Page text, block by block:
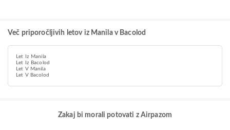
Več priporočljivih letov iz Manila v Bacolod
Let Iz Manila
Let Iz Bacolod
Let V Manila
Let V Bacolod
Zakaj bi morali potovati z Airpazom